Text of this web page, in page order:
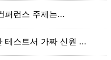
퍼런스 주제는...
테스트서 가짜 신원 ...